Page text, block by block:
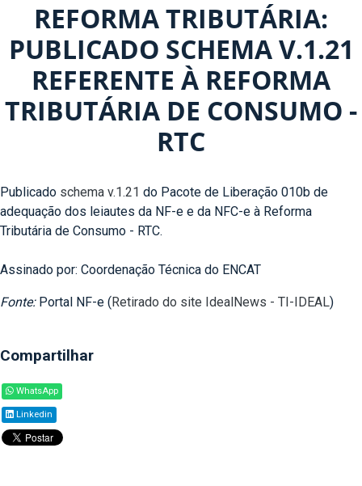
REFORMA TRIBUTÁRIA:
PUBLICADO SCHEMA V.1.21
REFERENTE À REFORMA
TRIBUTÁRIA DE CONSUMO -
RTC
Publicado schema v.1.21 do Pacote de Liberação 010b de
adequação dos leiautes da NF-e e da NFC-e à Reforma
Tributária de Consumo - RTC.
Assinado por: Coordenação Técnica do ENCAT
Fonte:Portal NF-e (Retirado do site IdealNews - TI-IDEAL)
Compartilhar
WhatsApp
Linkedin